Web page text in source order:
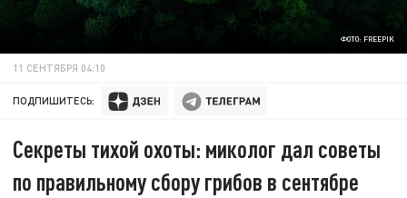
ФОТО: FREEPIK
11 СЕНТЯБРЯ 04:10
ПОДПИШИТЕСЬ:
Секреты тихой охоты: миколог дал советы
по правильному сбору грибов в сентябре